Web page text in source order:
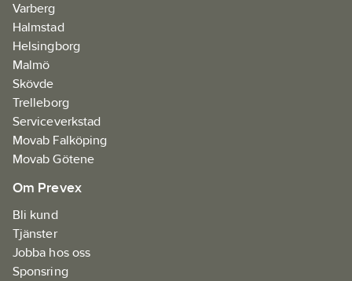
Varberg
Halmstad
Helsingborg
Malmö
Skövde
Trelleborg
Serviceverkstad
Movab Falköping
Movab Götene
Om Prevex
Bli kund
Tjänster
Jobba hos oss
Sponsring